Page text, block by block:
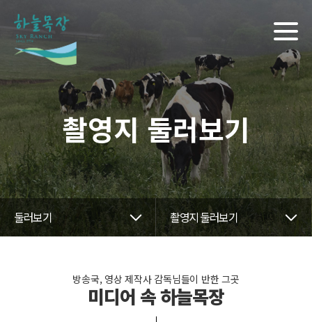
촬영지 둘러보기
둘러보기 촬영지 둘러보기
방송국, 영상 제작사 감독님들이 반한 그곳
미디어 속 하늘목장